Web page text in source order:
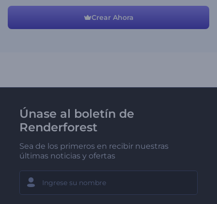
Crear Ahora
Únase al boletín de
Renderforest
Sea de los primeros en recibir nuestras
últimas noticias y ofertas